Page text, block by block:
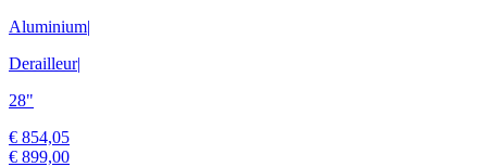
Aluminium|
Derailleur|
28"
€ 854,05
€ 899,00